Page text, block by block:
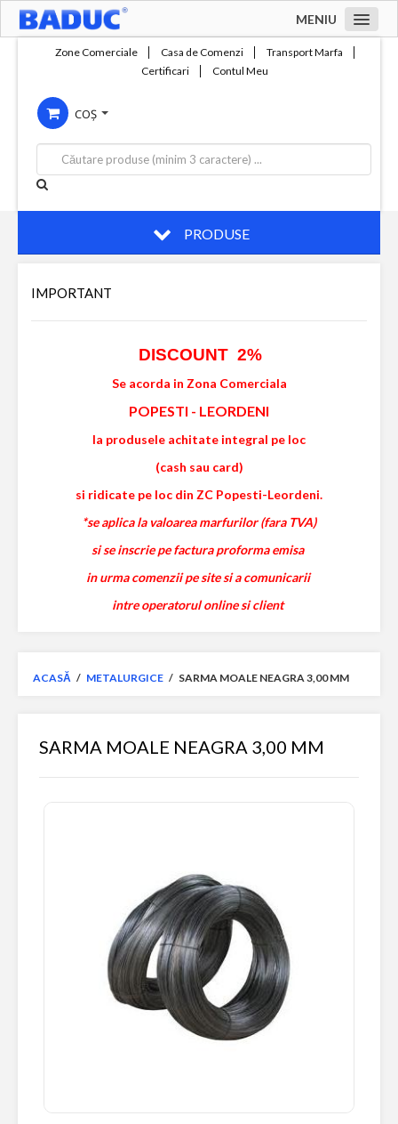
MENIU
Compania
Servicii
Productie
Contact
Zone Comerciale Casa de Comenzi
Transport Marfa
Certificari
Contul Meu
COȘ
PRODUSE
IMPORTANT
DISCOUNT 2%
Se acorda in Zona Comerciala
POPESTI - LEORDENI
la produsele achitate integral pe loc
(cash sau card)
si ridicate pe loc din ZC Popesti-Leordeni.
*se aplica la valoarea marfurilor (fara TVA)
si se inscrie pe factura proforma emisa
in urma comenzii pe site si a comunicarii
intre operatorul online si client
ACASĂ / METALURGICE / SARMA MOALE NEAGRA 3,00 MM
SARMA MOALE NEAGRA 3,00 MM